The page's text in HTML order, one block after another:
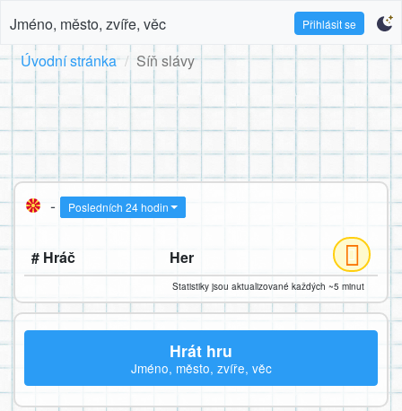
Jméno, město, zvíře, věc Přihlásit se
Úvodní stránka Síň slávy
- Posledních 24 hodin
# Hráč Her
Statistiky jsou aktualizované každých ~5 minut
Hrát hru
Jméno, město, zvíře, věc